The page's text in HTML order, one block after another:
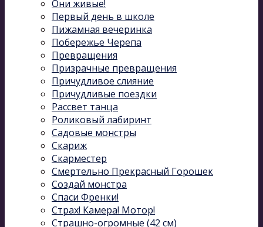
Они живые!
Первый день в школе
Пижамная вечеринка
Побережье Черепа
Превращения
Призрачные превращения
Причудливое слияние
Причудливые поездки
Рассвет танца
Роликовый лабиринт
Садовые монстры
Скариж
Скарместер
Смертельно Прекрасный Горошек
Создай монстра
Спаси Френки!
Страх! Камера! Мотор!
Страшно-огромные (42 см)